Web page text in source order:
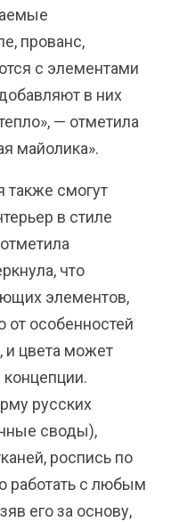
прованс,
с элементами
в них
— отметила
майолика».
также смогут
в стиле
что
элементов,
от особенностей
и цвета может
русских
своды),
роспись по
работать с любым
его за основу,